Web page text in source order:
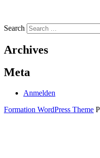
Search
Archives
Meta
Anmelden
Formation WordPress Theme